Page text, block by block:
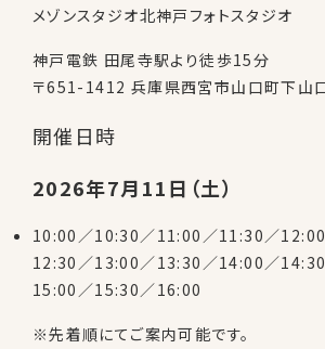
メゾンスタジオ北神戸フォトスタジオ
神戸電鉄 田尾寺駅より徒歩15分
〒651-1412 兵庫県西宮市山口町下山
開催日時
2026年7月11日（土）
10:00／10:30／11:00／11:30／12:00
12:30／13:00／13:30／14:00／14:30
15:00／15:30／16:00
※先着順にてご案内可能です。